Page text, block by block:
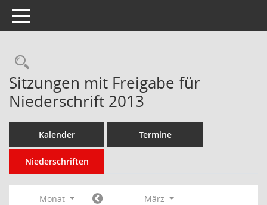
Toggle navigation
Rechercheauswahl
Sitzungen mit Freigabe für
Niederschrift 2013
Kalender Termine
Niederschriften
Monat
März